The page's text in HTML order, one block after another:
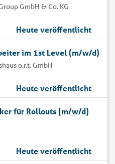
GmbH & Co. KG
Heute veröffentlicht
im 1st Level (m/w/d)
o.r.t. GmbH
Heute veröffentlicht
für Rollouts (m/w/d)
Heute veröffentlicht